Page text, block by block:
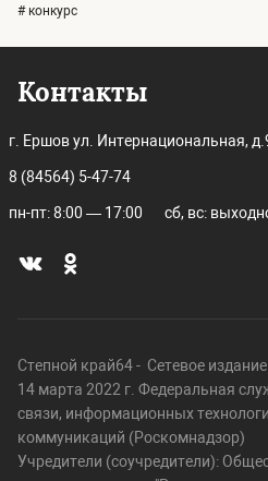
# конкурс
Контакты
г. Ершов ул. Интернациональная,
8 (84564) 5-47-74
пн-пт: 8:00 — 17:00 сб, вс:
Степной край64 - Сетевое
14 марта 2022 г. Федеральная
связи, информационных
коммуникаций (Роскомнадзор)
Учредители (соучредители):